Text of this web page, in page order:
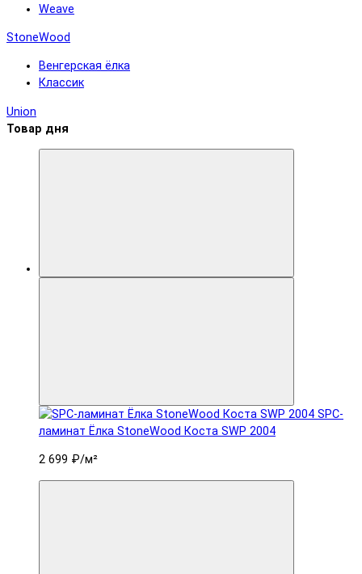
Weave
StoneWood
Венгерская ёлка
Классик
Union
Товар дня
SPC-
ламинат Ëлка StoneWood Коста SWP 2004
2 699 ₽/м²